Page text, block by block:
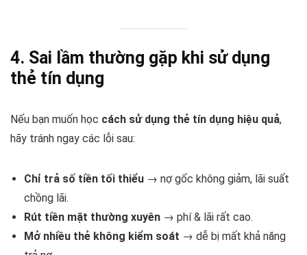
4. Sai lầm thường gặp khi sử dụng
thẻ tín dụng
Nếu bạn muốn học cách sử dụng thẻ tín dụng hiệu quả,
hãy tránh ngay các lỗi sau:
Chỉ trả số tiền tối thiểu → nợ gốc không giảm, lãi suất
chồng lãi.
Rút tiền mặt thường xuyên → phí & lãi rất cao.
Mở nhiều thẻ không kiểm soát → dễ bị mất khả năng